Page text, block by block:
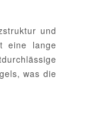
und
eine lange
was die